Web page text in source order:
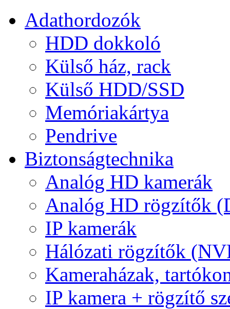
Adathordozók
HDD dokkoló
Külső ház, rack
Külső HDD/SSD
Memóriakártya
Pendrive
Biztonságtechnika
Analóg HD kamerák
Analóg HD rögzítők
IP kamerák
Hálózati rögzítők
Kameraházak,
IP kamera + rögzítő